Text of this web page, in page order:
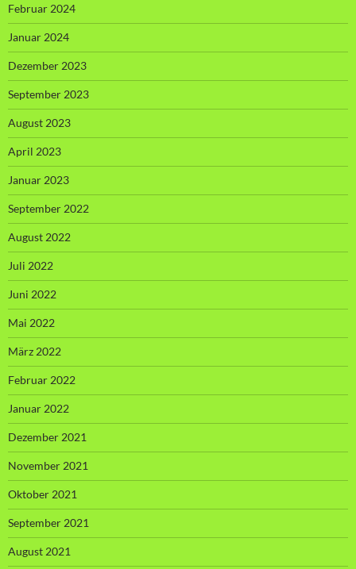
Februar 2024
Januar 2024
Dezember 2023
September 2023
August 2023
April 2023
Januar 2023
September 2022
August 2022
Juli 2022
Juni 2022
Mai 2022
März 2022
Februar 2022
Januar 2022
Dezember 2021
November 2021
Oktober 2021
September 2021
August 2021